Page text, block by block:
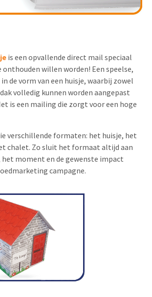
is een opvallende direct mail speciaal
onthouden willen worden! Een speelse,
de vorm van een huisje, waarbij zowel
volledig kunnen worden aangepast
is een mailing die zorgt voor een hoge
verschillende formaten: het huisje, het
chalet. Zo sluit het formaat altijd aan
het moment en de gewenste impact
campagne.